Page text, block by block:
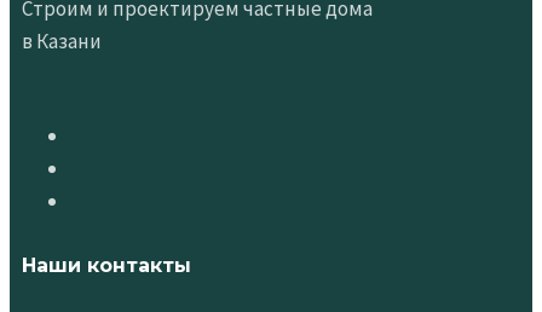
Строим и проектируем частные дома
в Казани
Наши контакты